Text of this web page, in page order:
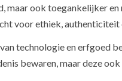
maar ook toegankelijker
voor ethiek, authenticiteit
technologie en erfgoed
bewaren, maar deze